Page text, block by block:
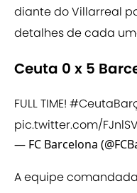
diante do Villarreal
detalhes de cada
Ceuta 0 x 5
FULL TIME!
pic.twitter.com/
— FC Barcelona
A equipe